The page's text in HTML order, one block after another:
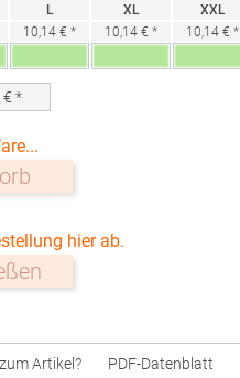
L
10,14 € *
XL
10,14 € *
XXL
10,14 € *
€ *
hier ab.
Artikel? PDF-Datenblatt